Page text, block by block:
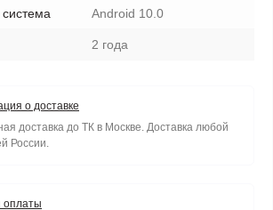
Android 10.0
2 года
о доставке
доставка до ТК в Москве. Доставка любой
России.
оплаты